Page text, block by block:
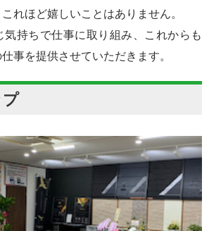
れほど嬉しいことはありません。
気持ちで仕事に取り組み、これからも
事を提供させていただきます。